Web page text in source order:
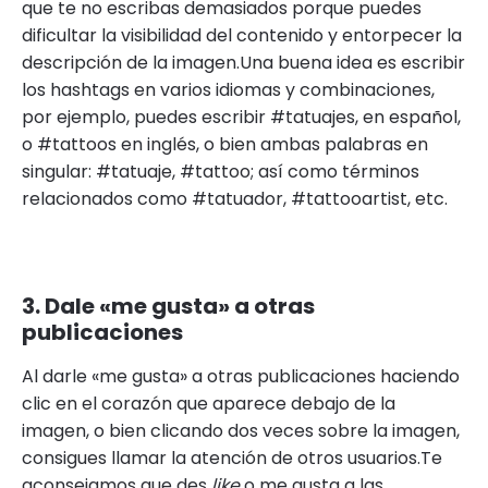
que te no escribas demasiados porque puedes
dificultar la visibilidad del contenido y entorpecer la
descripción de la imagen.Una buena idea es escribir
los hashtags en varios idiomas y combinaciones,
por ejemplo, puedes escribir #tatuajes, en español,
o #tattoos en inglés, o bien ambas palabras en
singular: #tatuaje, #tattoo; así como términos
relacionados como #tatuador, #tattooartist, etc.
3. Dale «me gusta» a otras
publicaciones
Al darle «me gusta» a otras publicaciones haciendo
clic en el corazón que aparece debajo de la
imagen, o bien clicando dos veces sobre la imagen,
consigues llamar la atención de otros usuarios.Te